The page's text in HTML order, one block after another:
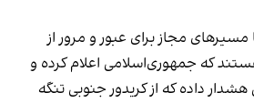
مسیرهای مجاز برای عبور و مرور از
که جمهوری‌اسلامی اعلام کرده و
داده که از کریدور جنوبی تنگه